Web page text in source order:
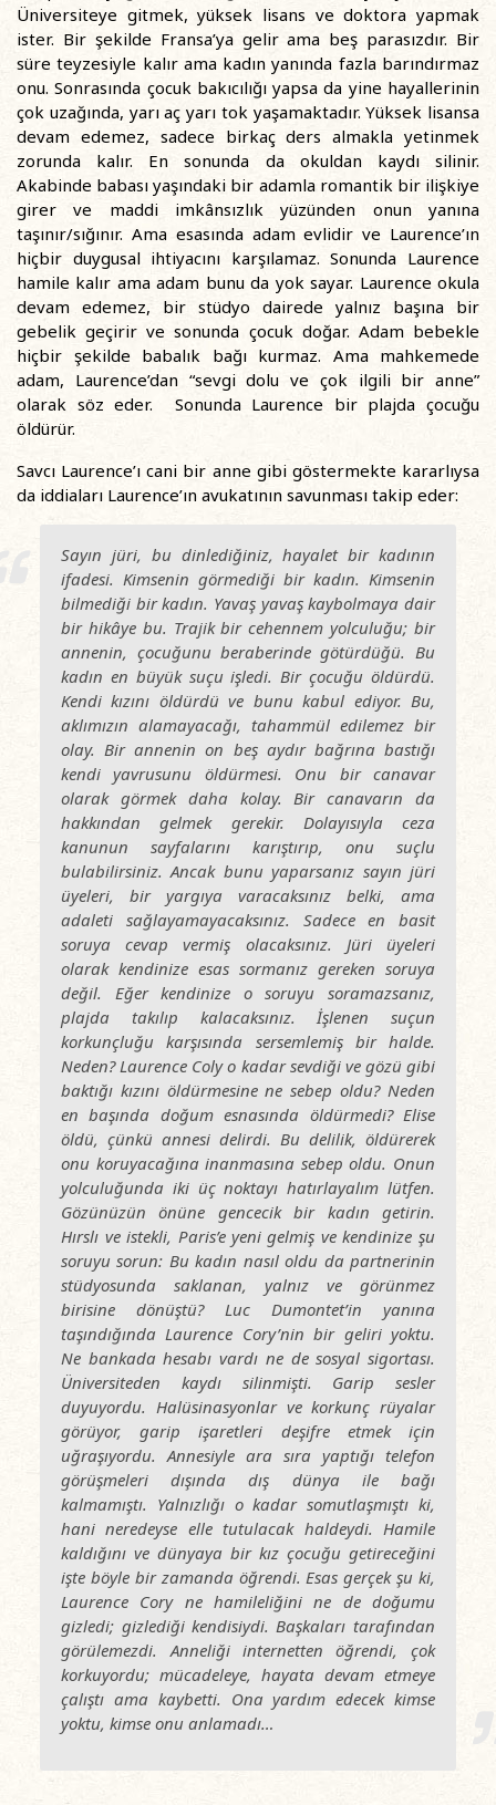
Üniversiteye gitmek, yüksek lisans ve doktora yapmak
ister. Bir şekilde Fransa’ya gelir ama beş parasızdır. Bir
süre teyzesiyle kalır ama kadın yanında fazla barındırmaz
onu. Sonrasında çocuk bakıcılığı yapsa da yine hayallerinin
çok uzağında, yarı aç yarı tok yaşamaktadır. Yüksek lisansa
devam edemez, sadece birkaç ders almakla yetinmek
zorunda kalır. En sonunda da okuldan kaydı silinir.
Akabinde babası yaşındaki bir adamla romantik bir ilişkiye
girer ve maddi imkânsızlık yüzünden onun yanına
taşınır/sığınır. Ama esasında adam evlidir ve Laurence’ın
hiçbir duygusal ihtiyacını karşılamaz. Sonunda Laurence
hamile kalır ama adam bunu da yok sayar. Laurence okula
devam edemez, bir stüdyo dairede yalnız başına bir
gebelik geçirir ve sonunda çocuk doğar. Adam bebekle
hiçbir şekilde babalık bağı kurmaz. Ama mahkemede
adam, Laurence’dan “sevgi dolu ve çok ilgili bir anne”
olarak söz eder. Sonunda Laurence bir plajda çocuğu
öldürür.
Savcı Laurence’ı cani bir anne gibi göstermekte kararlıysa
da iddiaları Laurence’ın avukatının savunması takip eder:
Sayın jüri, bu dinlediğiniz, hayalet bir kadının
ifadesi. Kimsenin görmediği bir kadın. Kimsenin
bilmediği bir kadın. Yavaş yavaş kaybolmaya dair
bir hikâye bu. Trajik bir cehennem yolculuğu; bir
annenin, çocuğunu beraberinde götürdüğü. Bu
kadın en büyük suçu işledi. Bir çocuğu öldürdü.
Kendi kızını öldürdü ve bunu kabul ediyor. Bu,
aklımızın alamayacağı, tahammül edilemez bir
olay. Bir annenin on beş aydır bağrına bastığı
kendi yavrusunu öldürmesi. Onu bir canavar
olarak görmek daha kolay. Bir canavarın da
hakkından gelmek gerekir. Dolayısıyla ceza
kanunun sayfalarını karıştırıp, onu suçlu
bulabilirsiniz. Ancak bunu yaparsanız sayın jüri
üyeleri, bir yargıya varacaksınız belki, ama
adaleti sağlayamayacaksınız. Sadece en basit
soruya cevap vermiş olacaksınız. Jüri üyeleri
olarak kendinize esas sormanız gereken soruya
değil. Eğer kendinize o soruyu soramazsanız,
plajda takılıp kalacaksınız. İşlenen suçun
korkunçluğu karşısında sersemlemiş bir halde.
Neden? Laurence Coly o kadar sevdiği ve gözü gibi
baktığı kızını öldürmesine ne sebep oldu? Neden
en başında doğum esnasında öldürmedi? Elise
öldü, çünkü annesi delirdi. Bu delilik, öldürerek
onu koruyacağına inanmasına sebep oldu. Onun
yolculuğunda iki üç noktayı hatırlayalım lütfen.
Gözünüzün önüne gencecik bir kadın getirin.
Hırslı ve istekli, Paris’e yeni gelmiş ve kendinize şu
soruyu sorun: Bu kadın nasıl oldu da partnerinin
stüdyosunda saklanan, yalnız ve görünmez
birisine dönüştü? Luc Dumontet’in yanına
taşındığında Laurence Cory’nin bir geliri yoktu.
Ne bankada hesabı vardı ne de sosyal sigortası.
Üniversiteden kaydı silinmişti. Garip sesler
duyuyordu. Halüsinasyonlar ve korkunç rüyalar
görüyor, garip işaretleri deşifre etmek için
uğraşıyordu. Annesiyle ara sıra yaptığı telefon
görüşmeleri dışında dış dünya ile bağı
kalmamıştı. Yalnızlığı o kadar somutlaşmıştı ki,
hani neredeyse elle tutulacak haldeydi. Hamile
kaldığını ve dünyaya bir kız çocuğu getireceğini
işte böyle bir zamanda öğrendi. Esas gerçek şu ki,
Laurence Cory ne hamileliğini ne de doğumu
gizledi; gizlediği kendisiydi. Başkaları tarafından
görülemezdi. Anneliği internetten öğrendi, çok
korkuyordu; mücadeleye, hayata devam etmeye
çalıştı ama kaybetti. Ona yardım edecek kimse
yoktu, kimse onu anlamadı…